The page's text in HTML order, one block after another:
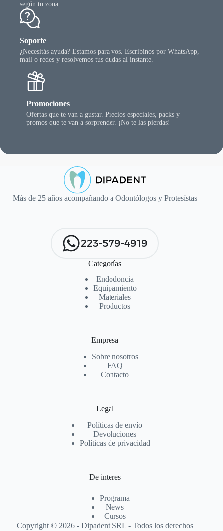
según tu zona.
Soporte
¿Necesitás ayuda? Estamos para vos. Escribinos por WhatsApp,
mail o redes y resolvemos tus dudas al instante.
Promociones
Ofertas que te van a gustar. Precios especiales, packs y
promos que te van a sorprender. ¡No te las pierdas!
Más de 25 años acompañando a Odontólogos y Protesístas
223-579-4919
Categorías
Endodoncia
Equipamiento
Materiales
Productos
Empresa
Sobre nosotros
FAQ
Contacto
Legal
Políticas de envío
Devoluciones
Políticas de privacidad
De interes
Programa
News
Cursos
Copyright © 2026 - Dipadent SRL - Todos los derechos